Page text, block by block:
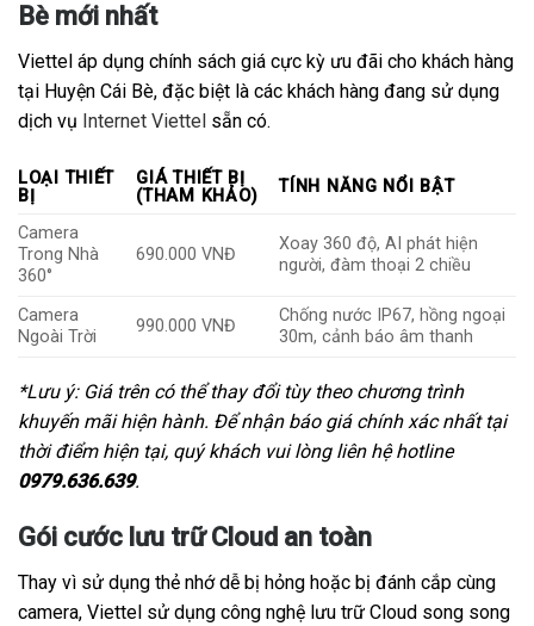
Bè mới nhất
Viettel áp dụng chính sách giá cực kỳ ưu đãi cho khách hàng
tại Huyện Cái Bè, đặc biệt là các khách hàng đang sử dụng
dịch vụ Internet Viettel sẵn có.
LOẠI THIẾT
BỊ
GIÁ THIẾT BỊ
(THAM KHẢO)
TÍNH NĂNG NỔI BẬT
Camera
Trong Nhà
360°
690.000 VNĐ
Xoay 360 độ, AI phát hiện
người, đàm thoại 2 chiều
Camera
Ngoài Trời
990.000 VNĐ
Chống nước IP67, hồng ngoại
30m, cảnh báo âm thanh
*Lưu ý: Giá trên có thể thay đổi tùy theo chương trình
khuyến mãi hiện hành. Để nhận báo giá chính xác nhất tại
thời điểm hiện tại, quý khách vui lòng liên hệ hotline
0979.636.639.
Gói cước lưu trữ Cloud an toàn
Thay vì sử dụng thẻ nhớ dễ bị hỏng hoặc bị đánh cắp cùng
camera, Viettel sử dụng công nghệ lưu trữ Cloud song song